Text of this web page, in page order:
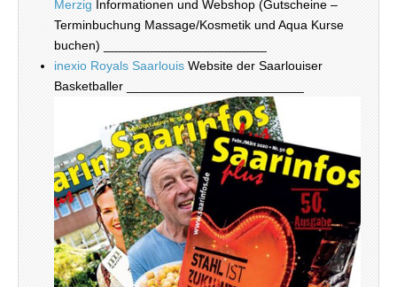
Merzig Informationen und Webshop (Gutscheine –
Terminbuchung Massage/Kosmetik und Aqua Kurse
buchen) _______________________
inexio Royals Saarlouis Website der Saarlouiser
Basketballer _________________________